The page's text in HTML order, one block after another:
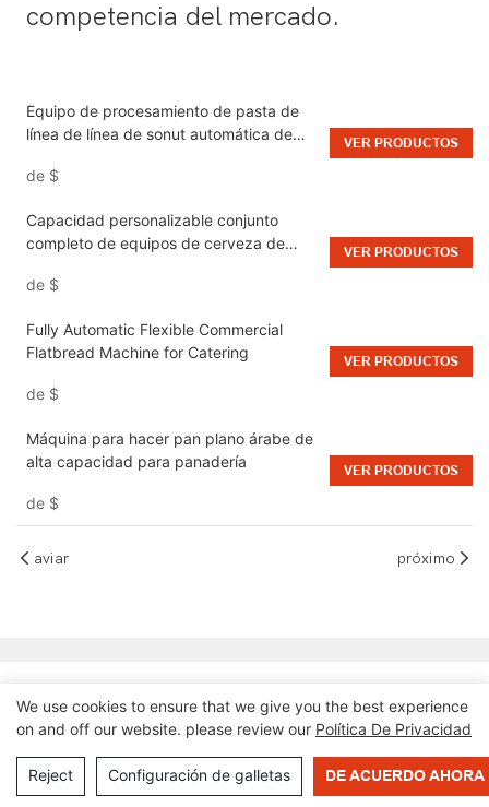
competencia del mercado.
Equipo de procesamiento de pasta de
línea de línea de sonut automática de
de $
VER PRODUCTOS
Capacidad personalizable conjunto
completo de equipos de cerveza de
cerveza comercial
de $
VER PRODUCTOS
Fully Automatic Flexible Commercial
Flatbread Machine for Catering
de $
VER PRODUCTOS
Máquina para hacer pan plano árabe de
alta capacidad para panadería
de $
VER PRODUCTOS
aviar próximo
una planta procesadora de camarones!
We use cookies to ensure that we give you the best experience
on and off our website. please review our Política De Privacidad
Reject Configuración de galletas DE ACUERDO AHORA